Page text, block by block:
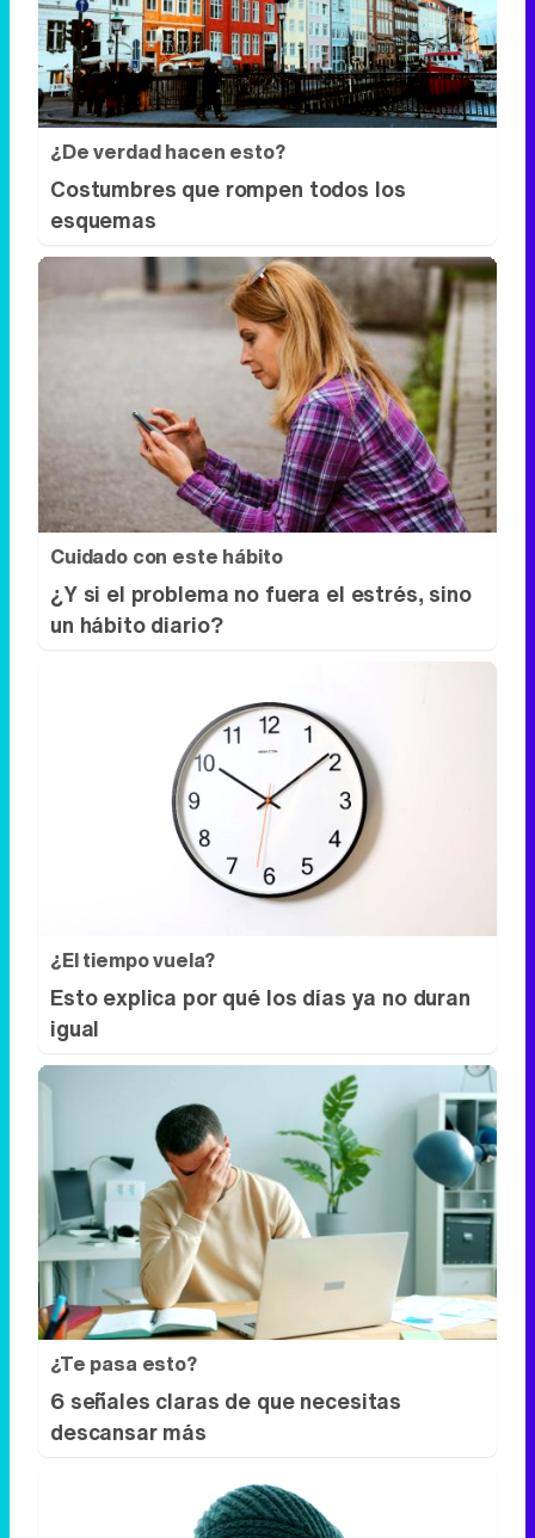
¿De verdad hacen esto?
Costumbres que rompen todos los
esquemas
Cuidado con este hábito
¿Y si el problema no fuera el estrés, sino
un hábito diario?
¿El tiempo vuela?
Esto explica por qué los días ya no duran
igual
¿Te pasa esto?
6 señales claras de que necesitas
descansar más